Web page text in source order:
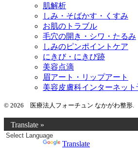
肌解析
しみ・そばかす・くすみ
お肌のトラブル
毛穴の開き・シワ・たるみ
しみのピンポイントケア
にきび・にきび跡
美容点滴
眉アート・リップアート
美容皮膚科インターネッ
© 2026 医療法人フォーチュン なかがわ整形.
Translate »
Translate